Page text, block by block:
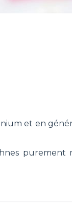
et en
purement